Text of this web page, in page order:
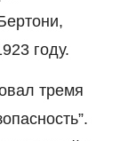
году.
тремя